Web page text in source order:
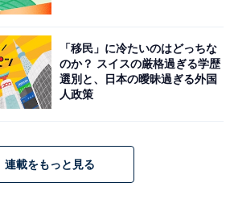
「移民」に冷たいのはどっちな
のか？ スイスの厳格過ぎる学歴
選別と、日本の曖昧過ぎる外国
人政策
連載をもっと見る